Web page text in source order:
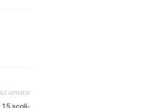
următor